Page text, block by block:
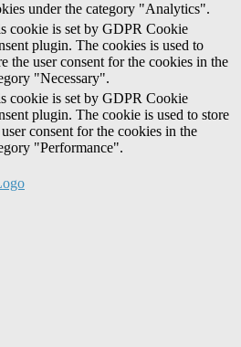
under the category "Analytics".
cookie is set by GDPR Cookie
plugin. The cookies is used to
the user consent for the cookies in the
"Necessary".
cookie is set by GDPR Cookie
plugin. The cookie is used to store
consent for the cookies in the
"Performance".